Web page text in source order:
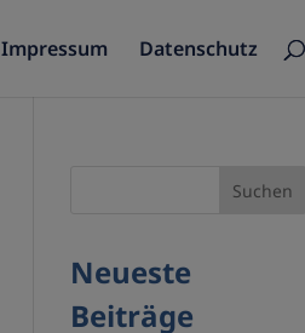
Impressum Datenschutz
Neueste
Beiträge